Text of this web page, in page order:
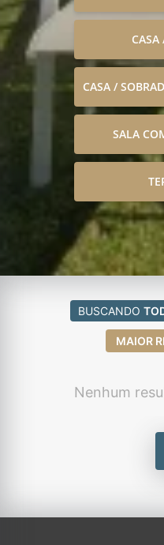
CASA
CASA /
SALA
BUSCANDO
MAIOR
Nenhum